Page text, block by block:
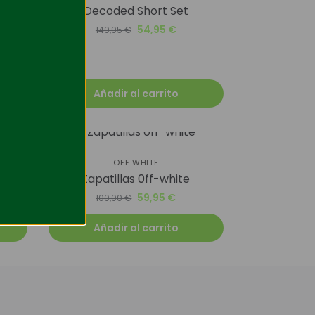
Decoded Short Set
149,95€ 54,95 €
Añadir al carrito
OFF WHITE
Zapatillas 0ff-white
100,00€ 59,95 €
Añadir al carrito